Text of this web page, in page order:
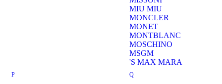
MIU MIU
MONCLER
MONET
MONTBLANC
MOSCHINO
MSGM
'S MAX MARA
P Q